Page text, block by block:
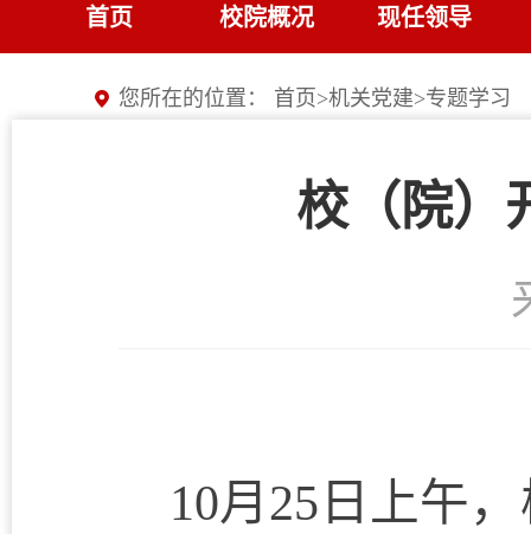
首页 校院概况 现任领导
您所在的位置： 首页>机关党建>专题学习
校（院）
10月 25 日上午，